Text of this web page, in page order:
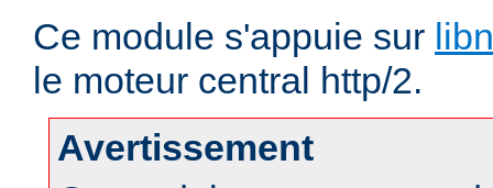
Ce module s'appuie sur
le moteur central http/2.
Avertissement